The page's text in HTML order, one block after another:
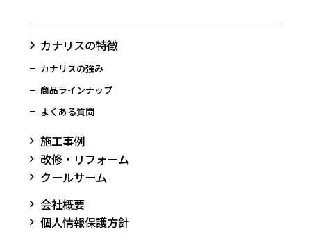
カナリスの特徴
カナリスの強み
商品ラインナップ
よくある質問
施工事例
改修・リフォーム
クールサーム
会社概要
個人情報保護方針